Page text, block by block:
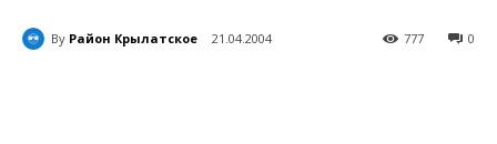
By Район Крылатское 21.04.2004 0
777